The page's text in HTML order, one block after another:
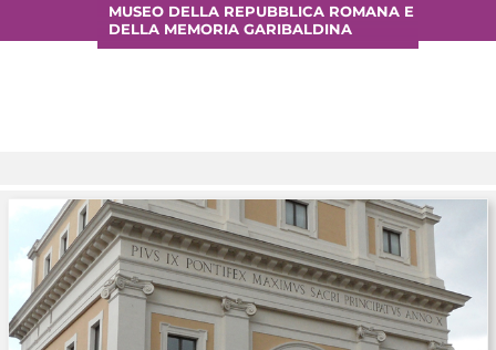
MUSEO DELLA REPUBBLICA ROMANA E
DELLA MEMORIA GARIBALDINA